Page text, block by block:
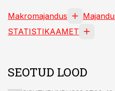
Makromajandus
STATISTIKAAMET
SEOTUD LOOD